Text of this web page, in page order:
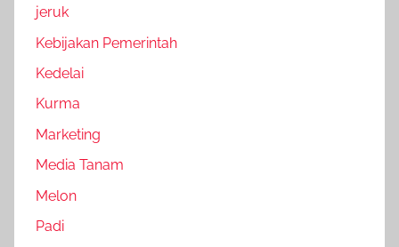
jeruk
Kebijakan Pemerintah
Kedelai
Kurma
Marketing
Media Tanam
Melon
Padi